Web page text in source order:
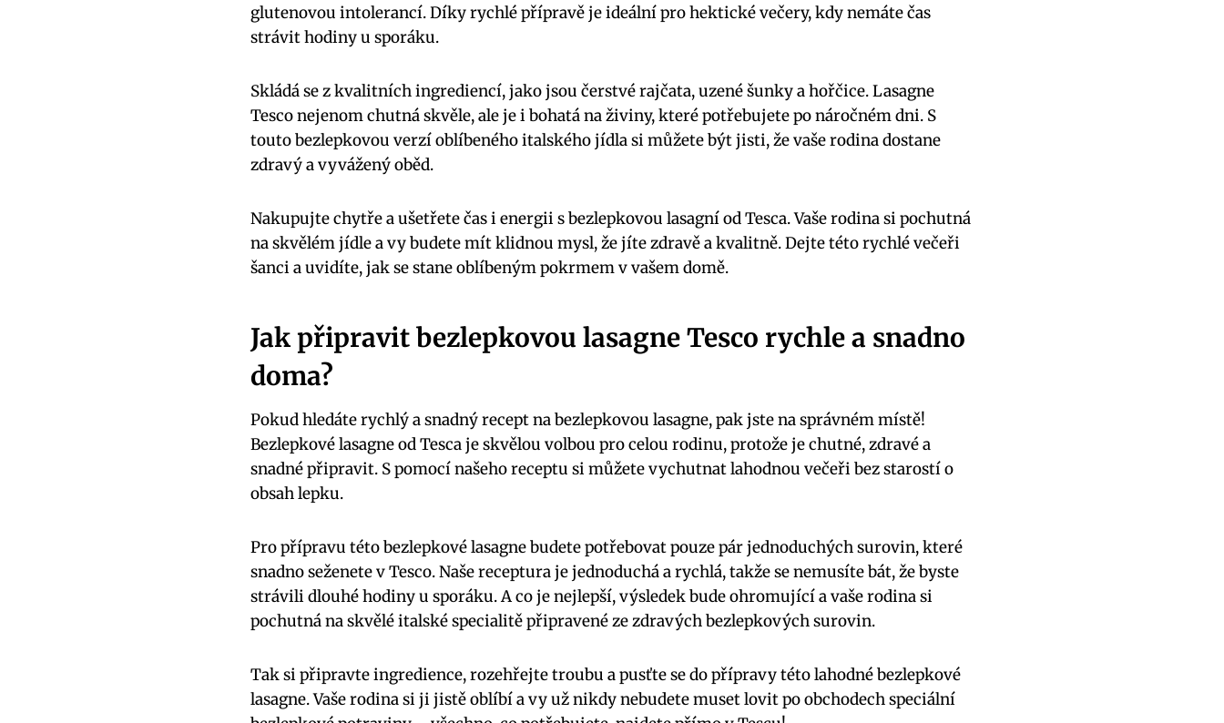
glutenovou ‍intolerancí. Díky rychlé přípravě ​je ideální pro hektické večery, ⁤kdy nemáte čas
⁤strávit hodiny u sporáku.
Skládá⁣ se z kvalitních ingrediencí, ‍jako jsou čerstvé rajčata, uzené⁣ šunky a hořčice. Lasagne⁤
Tesco nejenom chutná skvěle, ale je ⁣i bohatá‌ na‌ živiny, ​které ⁢potřebujete ‍po náročném dni. S
touto bezlepkovou ⁣verzí oblíbeného italského jídla si můžete ⁢být jisti, že ⁣vaše rodina dostane
zdravý ‌a vyvážený ‍oběd.
Nakupujte ‍chytře a⁣ ušetřete čas i energii s bezlepkovou lasagní od Tesca. Vaše rodina si pochutná
‌na skvělém jídle⁣ a vy ⁢budete mít klidnou​ mysl, že jíte zdravě a kvalitně. Dejte této rychlé⁢ večeři
šanci‍ a uvidíte,​ jak se stane oblíbeným pokrmem v vašem domě.
Jak připravit bezlepkovou ‌lasagne Tesco rychle a snadno
doma?
Pokud hledáte rychlý⁤ a⁢ snadný recept na bezlepkovou lasagne, pak jste​ na správném místě!
Bezlepkové⁣ lasagne od Tesca je skvělou volbou pro celou rodinu, protože ⁢je chutné, ‌zdravé a
snadné připravit.‍ S ⁤pomocí našeho receptu si můžete vychutnat lahodnou‍ večeři bez starostí o⁤
obsah lepku.
Pro přípravu této bezlepkové lasagne budete potřebovat pouze pár jednoduchých surovin,​ které
⁢snadno seženete ‍v‍ Tesco. Naše receptura ⁤je jednoduchá⁤ a rychlá, takže ​se nemusíte bát, že byste
strávili dlouhé hodiny ‍u ‍sporáku. A co je nejlepší, výsledek bude‍ ohromující a vaše ⁢rodina si
pochutná na skvělé⁤ italské specialitě připravené ‌ze zdravých bezlepkových surovin.
Tak si připravte ingredience, rozehřejte troubu⁤ a ⁢pusťte se do přípravy této lahodné bezlepkové
lasagne. Vaše rodina ​si ji ⁤jistě ⁣oblíbí ⁣a ‌vy už⁣ nikdy nebudete ‍muset lovit po​ obchodech speciální